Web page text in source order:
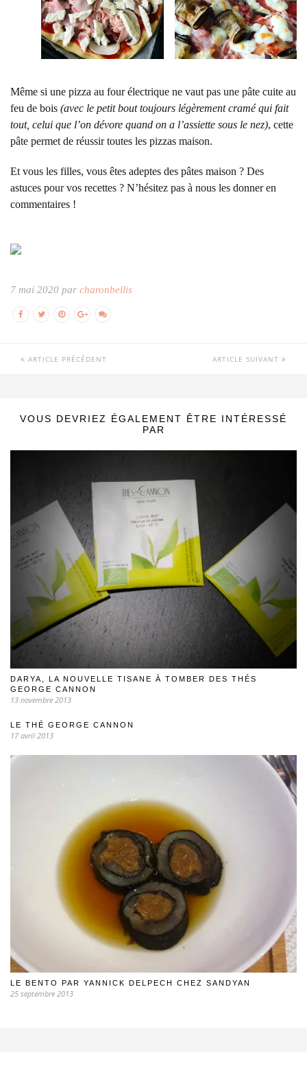
Même si une pizza au four électrique ne vaut pas une pâte cuite au
feu de bois (avec le petit bout toujours légèrement cramé qui fait
tout, celui que l’on dévore quand on a l’assiette sous le nez), cette
pâte permet de réussir toutes les pizzas maison.
Et vous les filles, vous êtes adeptes des pâtes maison ? Des
astuces pour vos recettes ? N’hésitez pas à nous les donner en
commentaires !
7 mai 2020 par charonbellis
ARTICLE PRÉCÉDENT ARTICLE SUIVANT
VOUS DEVRIEZ ÉGALEMENT ÊTRE INTÉRESSÉ
PAR
DARYA, LA NOUVELLE TISANE À TOMBER DES THÉS
GEORGE CANNON
13 novembre 2013
LE THÉ GEORGE CANNON
17 avril 2013
LE BENTO PAR YANNICK DELPECH CHEZ SANDYAN
25 septembre 2013